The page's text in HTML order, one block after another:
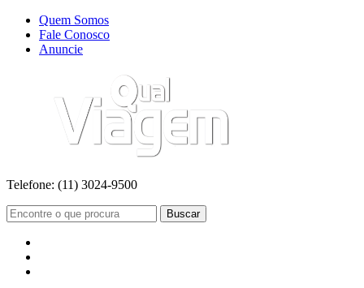
Quem Somos
Fale Conosco
Anuncie
Telefone: (11) 3024-9500
Buscar